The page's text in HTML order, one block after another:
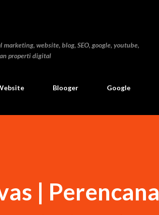
website, blog, SEO, google, youtube,
properti digital
Blooger Google
|